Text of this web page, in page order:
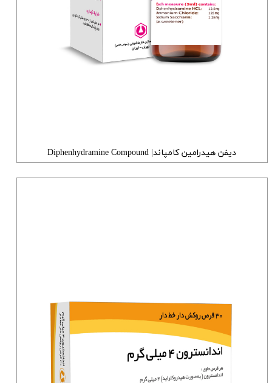
دیفن هیدرامین کامپاند| Diphenhydramine Compound